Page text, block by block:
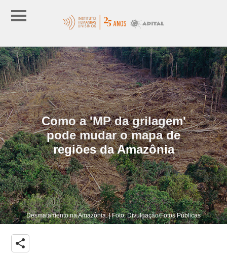
Como a 'MP da grilagem'
pode mudar o mapa de
regiões da Amazônia
Desmatamento na Amazônia. | Foto: Divulgação/Fotos Públicas
share